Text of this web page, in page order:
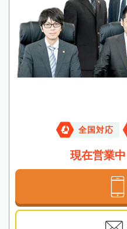
全国対応
現在営業中